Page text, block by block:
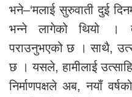
भने–‘मलाई सुरुवाती दुई
भन्ने लागेको थियो ।
पराउनुभएको छ । साथै,
छ । यसले, हामीलाई
निर्माणपक्षले अब, नयाँ